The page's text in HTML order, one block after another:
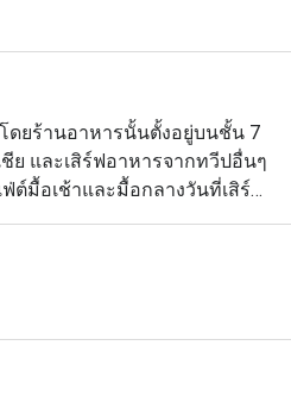
ดยร้านอาหารนั้นตั้งอยู่บนชั้น 7
ย และเสิร์ฟอาหารจากทวีปอื่นๆ
ต์มื้อเช้าและมื้อกลางวันที่เสิร์ฟ
กเมนูหลากหลาย จุดเด่นของ
นจะรู้สึกได้ถึงคุณภาพที่คัดสรร
ธรรมการทานอาหารของไทย
งแสงไฟจากโคมลอย